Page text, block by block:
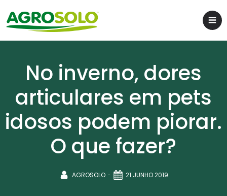
No inverno, dores
articulares em pets
idosos podem piorar.
O que fazer?
AGROSOLO - 21 JUNHO 2019